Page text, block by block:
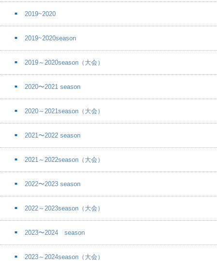
2019~2020
2019~2020season
2019～2020season（大会）
2020〜2021 season
2020～2021season（大会）
2021〜2022 season
2021～2022season（大会）
2022〜2023 season
2022～2023season（大会）
2023〜2024 season
2023～2024season（大会）